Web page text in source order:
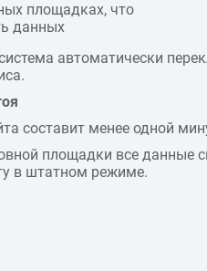
площадках, что
данных
автоматически
составит менее одной
площадки все данные
в штатном режиме.